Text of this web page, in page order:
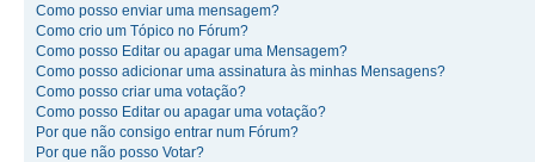
Como posso enviar uma mensagem?
Como crio um Tópico no Fórum?
Como posso Editar ou apagar uma Mensagem?
Como posso adicionar uma assinatura às minhas Mensagens?
Como posso criar uma votação?
Como posso Editar ou apagar uma votação?
Por que não consigo entrar num Fórum?
Por que não posso Votar?